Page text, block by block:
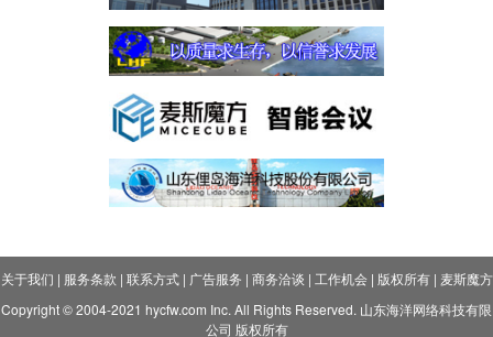
关于我们 | 服务条款 | 联系方式| 广告服务 | 商务洽谈 | 工作机会| 版权所有| 麦斯魔方
Copyright © 2004-2021 hycfw.com Inc. All Rights Reserved. 山东海洋网络科技有限
公司 版权所有